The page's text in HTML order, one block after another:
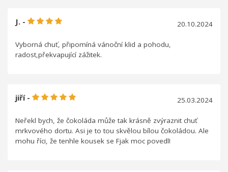
J. - 20.10.2024
Vyborná chuť, připomíná vánoční klid a pohodu,
radost,překvapující zážitek.
jiří - 25.03.2024
Neřekl bych, že čokoláda může tak krásně zvýraznit chuť
mrkvového dortu. Asi je to tou skvělou bílou čokoládou. Ale
mohu říci, že tenhle kousek se Fjak moc povedl!